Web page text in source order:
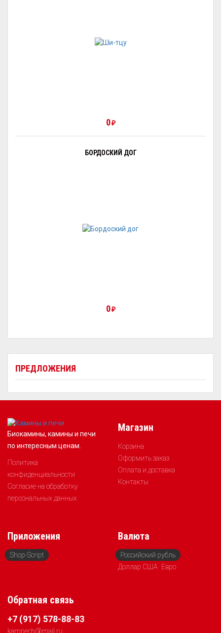
ПРЕДЛОЖЕНИЯ
0₽
БОРДОСКИЙ ДОГ
0₽
Биокамины, камины и печи
по интересным ценам.
Политика
конфиденциальности
Согласие на обработку
персональных данных
Магазин
Корзина
Оформить заказ
Оплата и доставка
Контакты
Приложения
Shop-Script
Валюта
Российский рубль
Доллар США Евро
Обратная связь
+7 (917) 578-88-83
kampech@mail.ru